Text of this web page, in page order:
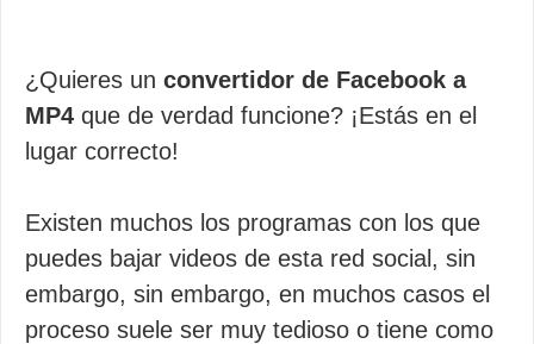
¿Quieres un convertidor de Facebook a
MP4 que de verdad funcione? ¡Estás en el
lugar correcto!
Existen muchos los programas con los que
puedes bajar videos de esta red social, sin
embargo, sin embargo, en muchos casos el
proceso suele ser muy tedioso o tiene como